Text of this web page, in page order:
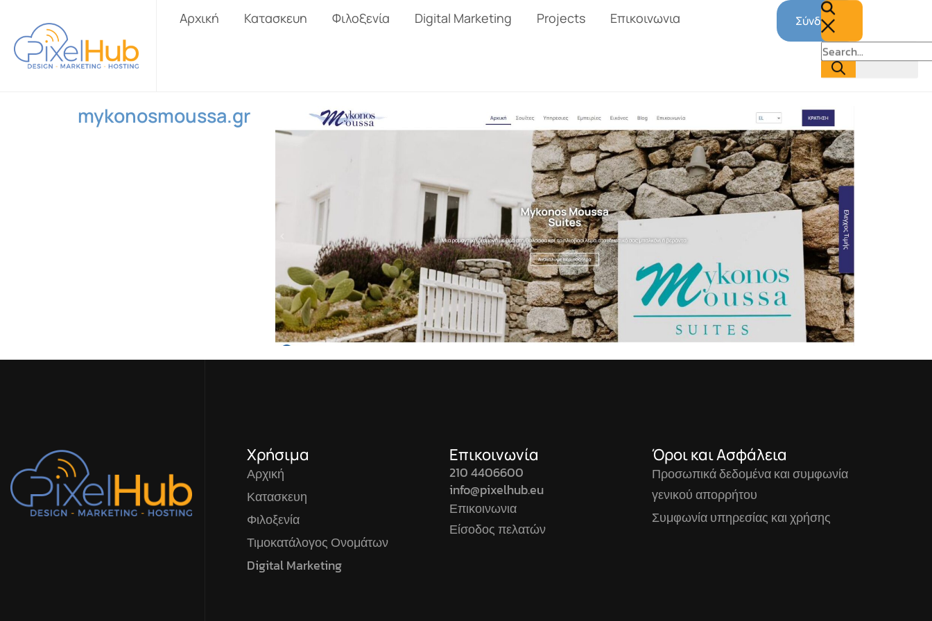
Αρχική Κατασκευη Φιλοξενία Digital Marketing Projects Επικοινωνια Σύνδεση
mykonosmoussa.gr
Χρήσιμα
Αρχική
Κατασκευη
Φιλοξενία
Τιμοκατάλογος Ονομάτων
Digital Marketing
Επικοινωνία
210 4406600
info@pixelhub.eu
Επικοινωνια
Είσοδος πελατών
Όροι και Ασφάλεια
Προσωπικά δεδομένα και συμφωνία
γενικού απορρήτου
Συμφωνία υπηρεσίας και χρήσης